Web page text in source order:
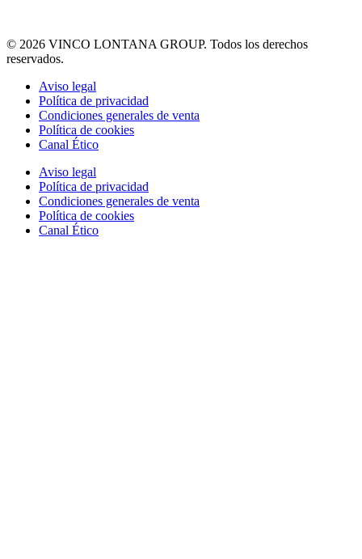
© 2026 VINCO LONTANA GROUP. Todos los derechos
reservados.
Aviso legal
Política de privacidad
Condiciones generales de venta
Política de cookies
Canal Ético
Aviso legal
Política de privacidad
Condiciones generales de venta
Política de cookies
Canal Ético